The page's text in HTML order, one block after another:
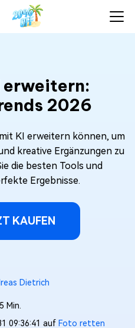
erweitern:
2026
KI erweitern können, um
kreative Ergänzungen zu
die besten Tools und
Ergebnisse.
KAUFEN
Dietrich
5 Min.
09:36:41 auf Foto retten